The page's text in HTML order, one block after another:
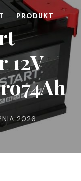
PRODUKT
12V
2026